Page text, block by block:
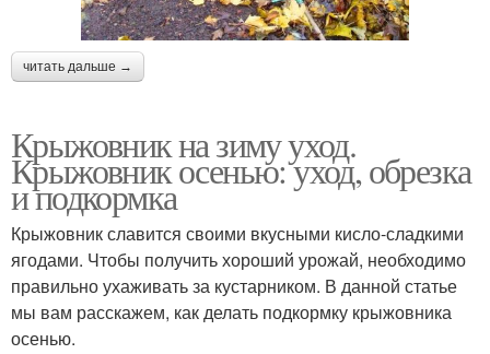
читать дальше →
Крыжовник на зиму уход.
Крыжовник осенью: уход, обрезка
и подкормка
Крыжовник славится своими вкусными кисло-сладкими
ягодами. Чтобы получить хороший урожай, необходимо
правильно ухаживать за кустарником. В данной статье
мы вам расскажем, как делать подкормку крыжовника
осенью.